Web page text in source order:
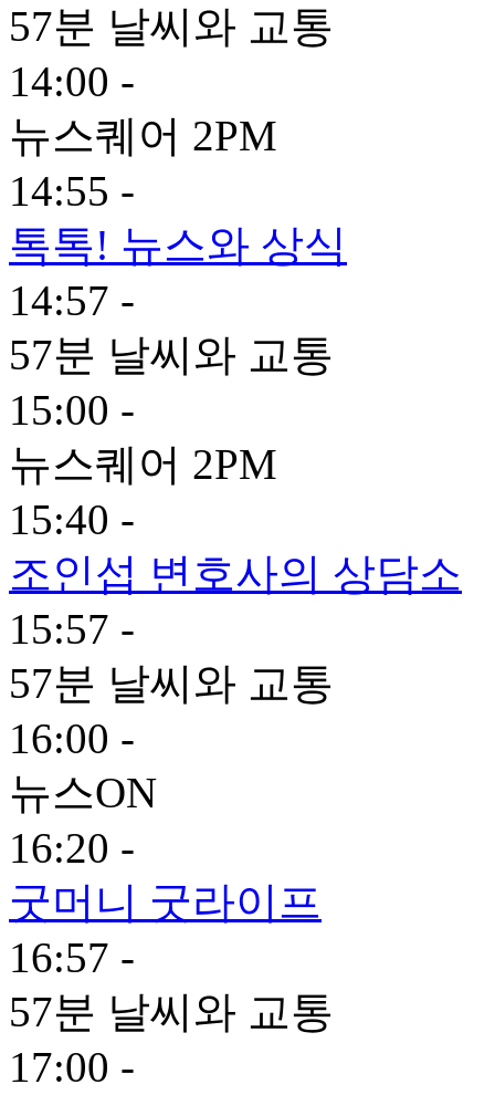
57분 날씨와 교통
14:00 -
뉴스퀘어 2PM
14:55 -
톡톡! 뉴스와 상식
14:57 -
57분 날씨와 교통
15:00 -
뉴스퀘어 2PM
15:40 -
조인섭 변호사의 상담소
15:57 -
57분 날씨와 교통
16:00 -
뉴스ON
16:20 -
굿머니 굿라이프
16:57 -
57분 날씨와 교통
17:00 -